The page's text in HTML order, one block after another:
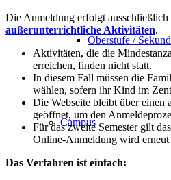
Oberstufe /
Campus
Die Anmeldung erfolgt ausschließlich
außerunterrichtliche Aktivitäten.
Aktivitäten, die die
erreichen, finden nicht statt.
In diesem Fall müssen die
wählen, sofern ihr Kind im
Die Webseite bleibt über einen
geöffnet, um den
Für das zweite Semester gilt
Online-Anmeldung wird erneut
Das Verfahren ist einfach: